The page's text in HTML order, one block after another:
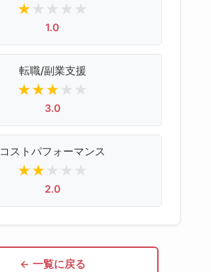
★ ★ ★ ★ ★
1.0
転職/副業支援
★★★ ★ ★
3.0
コストパフォーマンス
★★ ★ ★ ★
2.0
← 一覧に戻る